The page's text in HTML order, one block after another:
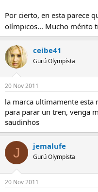
Por cierto, en esta parece
olímpicos... Mucho mérito
ceibe41
Gurú Olympista
20 Nov 2011
la marca ultimamente esta
para parar un tren, venga
saudinhos
J jemalufe
Gurú Olympista
20 Nov 2011